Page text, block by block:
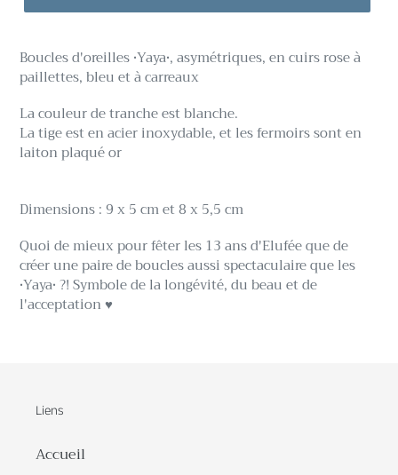
Boucles d'oreilles •Yaya•, asymétriques, en cuirs rose à
paillettes, bleu et à carreaux
La couleur de tranche est blanche.
La tige est en acier inoxydable, et les fermoirs sont en
laiton plaqué or
Dimensions : 9 x 5 cm et 8 x 5,5 cm
Quoi de mieux pour fêter les 13 ans d'Elufée que de
créer une paire de boucles aussi spectaculaire que les
•Yaya• ?! Symbole de la longévité, du beau et de
l'acceptation ♥
Liens
Accueil